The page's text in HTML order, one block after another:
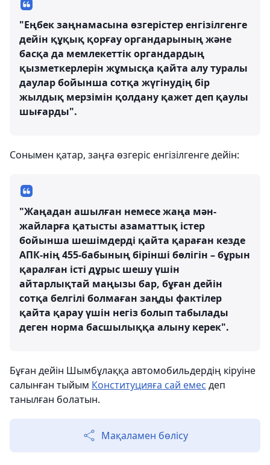
"Еңбек заңнамасына өзгерістер енгізілгенге
дейін құқық қорғау органдарының және
басқа да мемлекеттік органдардың
қызметкерлерін жұмысқа қайта алу туралы
даулар бойынша сотқа жүгінудің бір
жылдық мерзімін қолдану қажет деп қаулы
шығарды".
Сонымен қатар, заңға өзгеріс енгізілгенге дейін:
"Жаңадан ашылған немесе жаңа мән-
жайларға қатысты азаматтық істер
бойынша шешімдерді қайта қараған кезде
АПК-нің 455-бабының бірінші бөлігін – бұрын
қаралған істі дұрыс шешу үшін
айтарлықтай маңызы бар, бұған дейін
сотқа белгілі болмаған заңды фактілер
қайта қарау үшін негіз болып табылады
деген норма басшылыққа алыну керек".
Бұған дейін Шымбұлаққа автомобильдердің кіруіне
салынған тыйым Конституцияға сай емес деп
танылған болатын.
Мақаламен бөлісу